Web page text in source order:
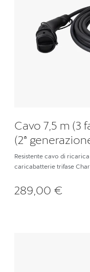
Cavo 7,5 m (3
(2ª
Resistente cavo di
caricabatterie trifase
289,00 €